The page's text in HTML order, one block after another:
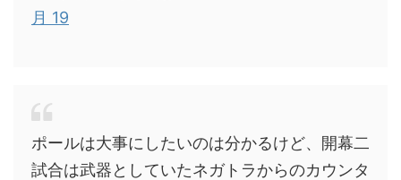
月 19
ポールは大事にしたいのは分かるけど、開幕二
試合は武器としていたネガトラからのカウンタ